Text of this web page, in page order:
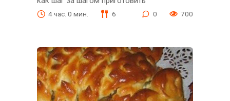
4 час. 0 мин. 6 0 700